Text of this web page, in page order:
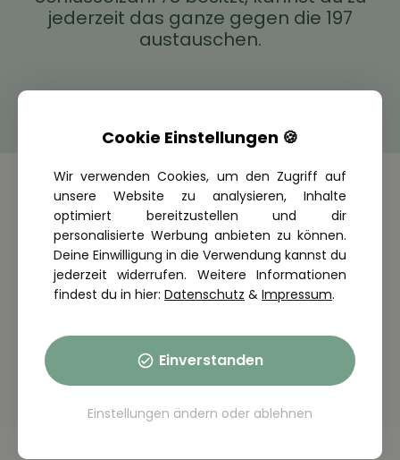
jederzeit das ganze gegen die 197
austauschen.
Häufige Fragen zum B197
Ist die Führerscheinklasse B197 teurer?
der alten Führerscheinklasse B.
Sind die 10 Schaltstunden zusätzlich?
Nein. Die 10 Fahrstunden auf einem Schaltfahrzeug
Nein. Denn die 10 Fahrstunden auf einem
Cookie Einstellungen 🍪
Wir verwenden Cookies, um den Zugriff auf
unsere Website zu analysieren, Inhalte
optimiert bereitzustellen und dir
personalisierte Werbung anbieten zu können.
Deine Einwilligung in die Verwendung kannst du
jederzeit widerrufen. Weitere Informationen
findest du in hier: Datenschutz & Impressum.
Einverstanden
Einstellungen ändern oder ablehnen